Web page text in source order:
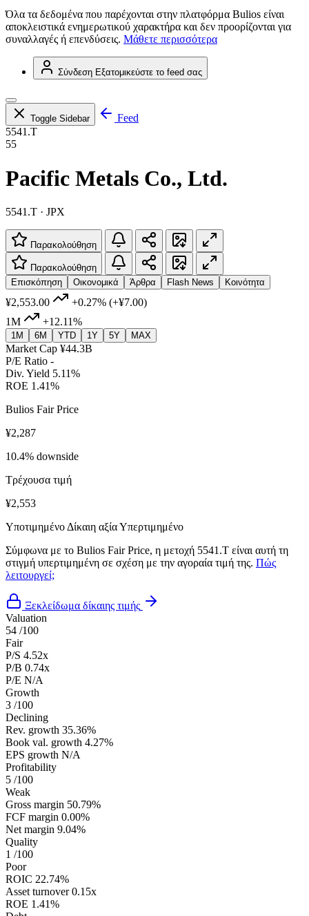
Όλα τα δεδομένα που παρέχονται στην πλατφόρμα Bulios είναι
αποκλειστικά ενημερωτικού χαρακτήρα και δεν προορίζονται για
συναλλαγές ή επενδύσεις. Μάθετε περισσότερα
Σύνδεση Εξατομικεύστε το feed σας
Toggle Sidebar
Feed
5541.T
55
Pacific Metals Co., Ltd.
5541.T · JPX
Παρακολούθηση
Παρακολούθηση
Επισκόπηση
Οικονομικά Άρθρα Flash News Κοινότητα
¥2,553.00 +0.27% (+¥7.00)
1M
+12.11%
1M 6M YTD 1Y 5Y MAX
Market Cap ¥44.3B
P/E Ratio -
Div. Yield 5.11%
ROE 1.41%
Bulios Fair Price
¥2,287
10.4% downside
Τρέχουσα τιμή
¥2,553
Υποτιμημένο Δίκαιη αξίαΥπερτιμημένο
Σύμφωνα με το Bulios Fair Price, η μετοχή 5541.T είναι αυτή τη
στιγμή υπερτιμημένη σε σχέση με την αγοραία τιμή της. Πώς
λειτουργεί;
Ξεκλείδωμα δίκαιης τιμής
Valuation
54 /100
Fair
P/S 4.52x
P/B 0.74x
P/E N/A
Growth
3 /100
Declining
Rev. growth 35.36%
Book val. growth 4.27%
EPS growth N/A
Profitability
5 /100
Weak
Gross margin 50.79%
FCF margin 0.00%
Net margin 9.04%
Quality
1 /100
Poor
ROIC 22.74%
Asset turnover 0.15x
ROE 1.41%